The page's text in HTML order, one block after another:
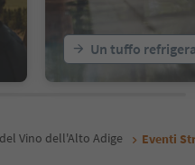
Un tuffo
Vino dell'Alto Adige Eventi